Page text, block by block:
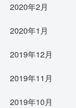
2020年2月
2020年1月
2019年12月
2019年11月
2019年10月